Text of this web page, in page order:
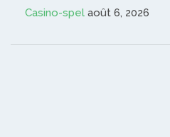
Casino-spel août 6, 2026